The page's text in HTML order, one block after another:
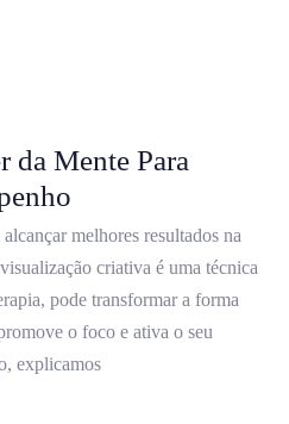
da Mente Para
melhores resultados na
criativa é uma técnica
pode transformar a forma
o foco e ativa o seu
explicamos